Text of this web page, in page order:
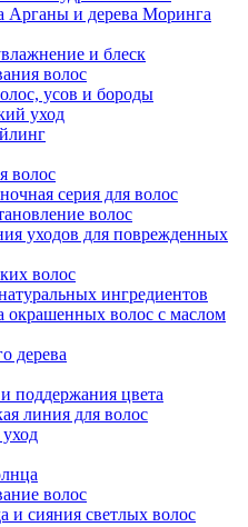
Арганы и дерева Моринга
и блеск
волос
усов и бороды
уход
волос
серия для волос
волос
уходов для поврежденных
волос
ингредиентов
окрашенных волос с маслом
дерева
поддержания цвета
линия для волос
волос
и сияния светлых волос